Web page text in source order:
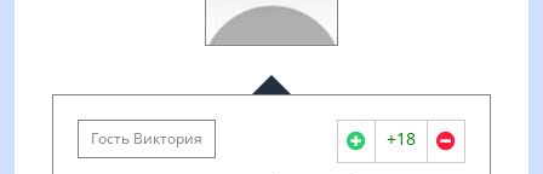
Гость Виктория +18